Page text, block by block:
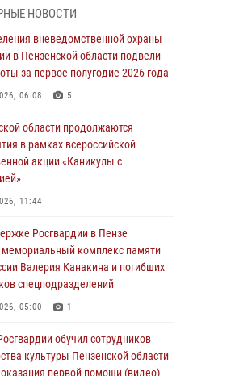
под реабилитационный
2026, 07:05 4 1
Росгвардии по Пензенской
2026 года
2026, 06:08
обеспечила безопасность
мероприятий в День ВДВ в
2026, 07:14 1
Росгвардии задержали
криками и нецензурной
жильцов многоквартирного
2026, 05:59
НОВОСТИ
вневедомственной охраны
в Пензенской области подвели
за первое полугодие 2026 года
06:08 5
области продолжаются
в рамках всероссийской
акции «Каникулы с
11:44
Росгвардии в Пензе
мемориальный комплекс памяти
Валерия Канакина и погибших
спецподразделений
05:00 1
обучил сотрудников
культуры Пензенской области
первой помощи (видео)